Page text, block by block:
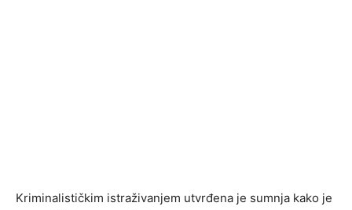
Kriminalističkim istraživanjem utvrđena je sumnja kako je